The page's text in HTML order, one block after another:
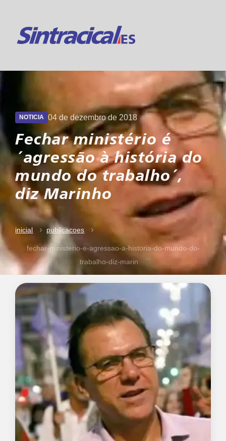
NOTICIA 04 de dezembro de 2018
Fechar ministério é
´agressão à história do
mundo do trabalho´,
diz Marinho
inicial publicacoes
fechar-ministerio-e-agressao-a-historia-do-mundo-do-
trabalho-diz-marin